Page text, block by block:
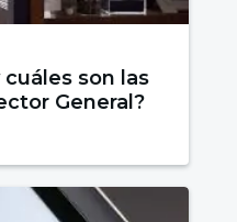
cuáles son las
General?